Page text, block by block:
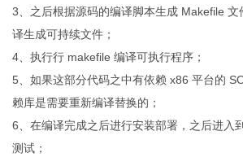
3、之后根据源码的编译脚本生成 Makefile
译生成可持续文件；
4、执行行 makefile 编译可执行程序；
5、如果这部分代码之中有依赖 x86 平台的
赖库是需要重新编译替换的；
6、在编译完成之后进行安装部署，之后进入
测试；